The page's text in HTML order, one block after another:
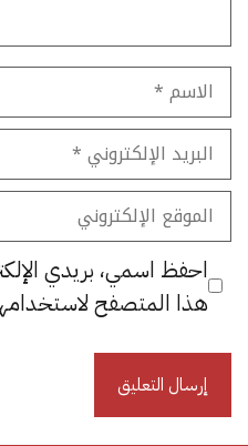
الاسم
البريد
الإلكتروني
الموقع
الإلكتروني
احفظ اسمي، بريدي
هذا المتصفح